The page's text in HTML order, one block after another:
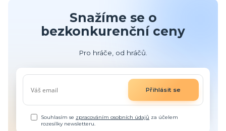
Snažíme se o
bezkonkurenční ceny
Pro hráče, od hráčů.
Přihlásit se
Souhlasím se zpracováním osobních údajů za účelem
rozesílky newsletteru.